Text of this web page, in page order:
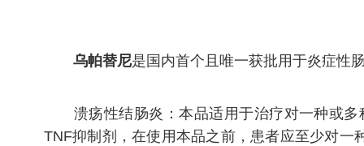
乌帕替尼是国内首个且唯一获批用于炎症性
溃疡性结肠炎：本品适用于治疗对一种或多
TNF抑制剂，在使用本品之前，患者应至少对